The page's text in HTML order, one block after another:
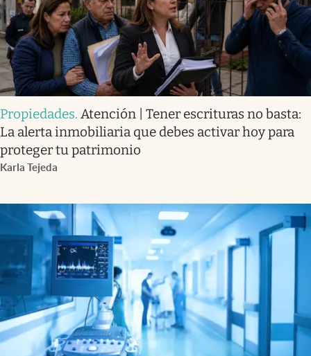
Propiedades. Atención | Tener escrituras no basta:
La alerta inmobiliaria que debes activar hoy para
proteger tu patrimonio
Karla Tejeda